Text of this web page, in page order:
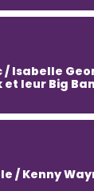
Isabelle
et leur Big
/ Kenny